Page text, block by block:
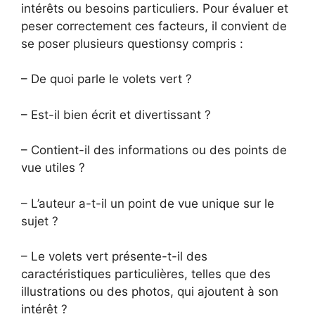
intérêts ou besoins particuliers. Pour évaluer et
peser correctement ces facteurs, il convient de
se poser plusieurs questionsy compris :
– De quoi parle le volets vert ?
– Est-il bien écrit et divertissant ?
– Contient-il des informations ou des points de
vue utiles ?
– L’auteur a-t-il un point de vue unique sur le
sujet ?
– Le volets vert présente-t-il des
caractéristiques particulières, telles que des
illustrations ou des photos, qui ajoutent à son
intérêt ?